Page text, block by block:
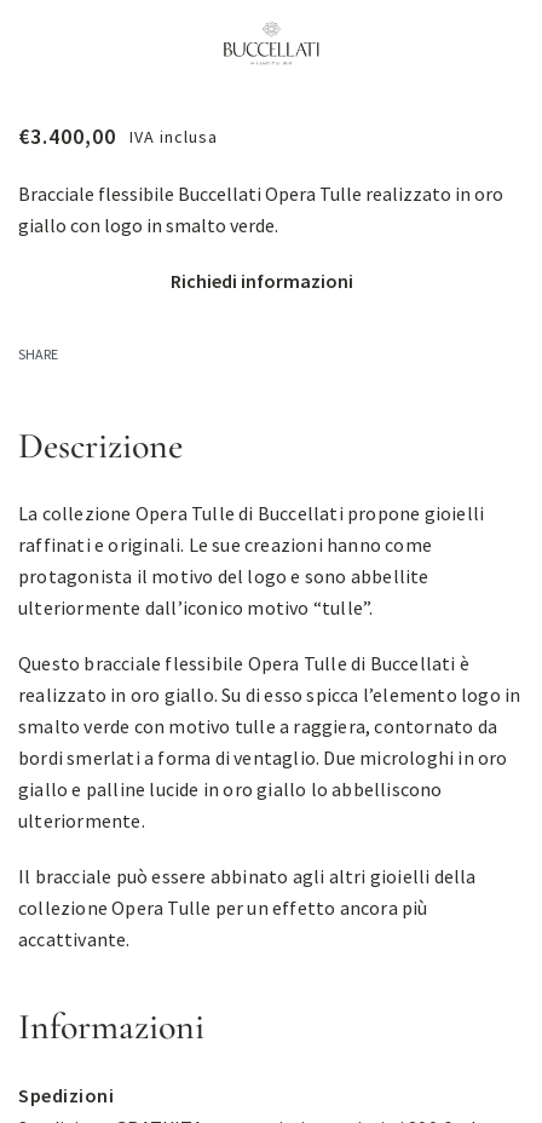
€3.400,00 IVA inclusa
Bracciale flessibile Buccellati Opera Tulle realizzato in oro
giallo con logo in smalto verde.
Richiedi informazioni
SHARE
Descrizione
La collezione Opera Tulle di Buccellati propone gioielli
raffinati e originali. Le sue creazioni hanno come
protagonista il motivo del logo e sono abbellite
ulteriormente dall’iconico motivo “tulle”.
Questo bracciale flessibile Opera Tulle di Buccellati è
realizzato in oro giallo. Su di esso spicca l’elemento logo in
smalto verde con motivo tulle a raggiera, contornato da
bordi smerlati a forma di ventaglio. Due microloghi in oro
giallo e palline lucide in oro giallo lo abbelliscono
ulteriormente.
Il bracciale può essere abbinato agli altri gioielli della
collezione Opera Tulle per un effetto ancora più
accattivante.
Informazioni
Spedizioni